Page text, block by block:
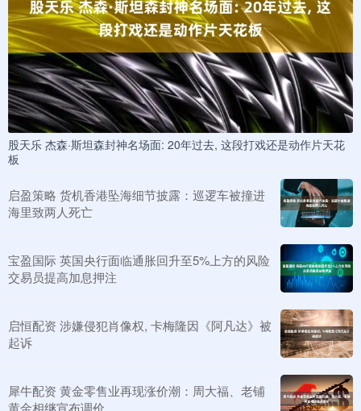
股天乐 杰森·斯坦森封神名场面: 20年过去, 这段打戏还是动作片天花
板
启盈策略 货机香港坠海细节披露：巡逻车被撞进
海里致两人死亡
宝盈国际 英国央行面临通胀回升至5%上方的风险
交易员提高加息押注
启恒配资 涉嫌侵犯肖像权, 卡梅隆因《阿凡达》被
起诉
犀牛配资 黄金零售业再现涨价潮：周大福、老铺